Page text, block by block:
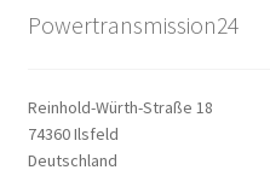
Powertransmission24
Reinhold-Würth-Straße 18
74360 Ilsfeld
Deutschland